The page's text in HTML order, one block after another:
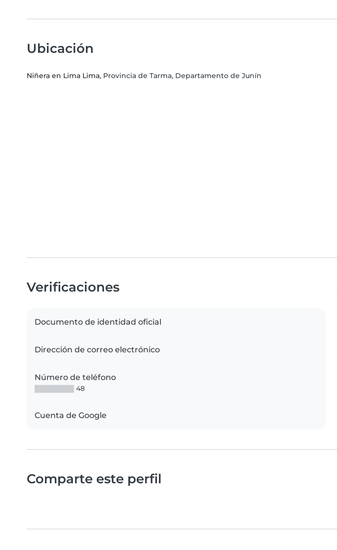
Ubicación
Niñera en Lima Lima, Provincia de Tarma, Departamento de Junín
Verificaciones
Documento de identidad oficial
Dirección de correo electrónico
Número de teléfono
▒▒▒▒▒▒▒▒ 48
Cuenta de Google
Comparte este perfil